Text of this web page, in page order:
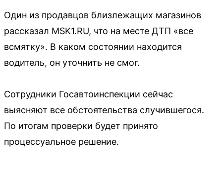
Один из продавцов близлежащих магазинов
рассказал MSK1.RU, что на месте ДТП «все
всмятку». В каком состоянии находится
водитель, он уточнить не смог.
Сотрудники Госавтоинспекции сейчас
выясняют все обстоятельства случившегося.
По итогам проверки будет принято
процессуальное решение.